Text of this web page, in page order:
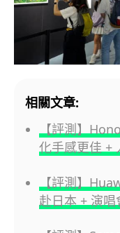
相關文章:
【評測】
化手感更佳 +
【評測】
赴日本 + 演